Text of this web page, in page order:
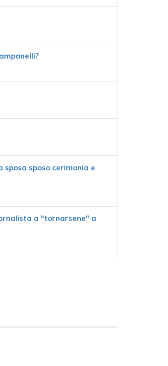
sposo cerimonia e
a "tornarsene" a